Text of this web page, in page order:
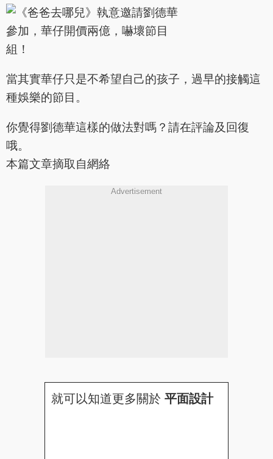
當其實華仔只是不希望自己的孩子，過早的接觸這
種娛樂的節目。
你覺得劉德華這樣的做法對嗎？請在評論及回復
哦。
本篇文章摘取自網絡
Advertisement
就可以知道更多關於 平面設計